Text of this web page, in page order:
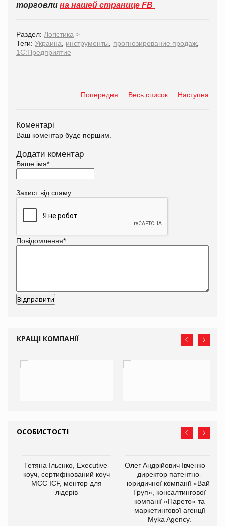
торговли на нашей странице FB
Раздел: Логістика >
Теги: Украина инструменты прогнозирование продаж
1С:Предприятие
Попередня Весь список Наступна
Коментарі
Ваш коментар буде першим.
Додати коментар
Ваше імя*
Захист від спаму
Повідомлення*
КРАЩІ КОМПАНІЇ
ОСОБИСТОСТІ
Тетяна Ільєнко, Executive-
коуч, сертифікований коуч
МСС ICF, ментор для
лідерів
Олег Андрійович Івченко —
директор патентно-
юридичної компанії «Вайз
Груп», консалтингової
компанії «Парето» та
маркетингової агенції
Myka Agency.